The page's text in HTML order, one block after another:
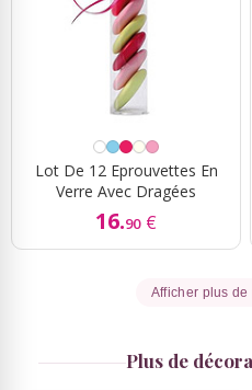
Lot De 12 Eprouvettes En
Verre Avec Dragées
16.90 €
Afficher plus
Plus de